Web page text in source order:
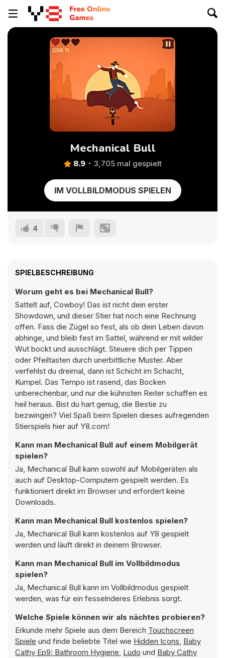
Mechanical Bull
8.9 3,705 mal gespielt
IM VOLLBILDMODUS SPIELEN
4
SPIELBESCHREIBUNG
Worum geht es bei Mechanical Bull?
Sattelt auf, Cowboy! Das ist nicht dein erster
Showdown, und dieser Stier hat noch eine Rechnung
offen. Fass die Zügel so fest, als ob dein Leben davon
abhinge, und bleib fest im Sattel, während er mit wilder
Wut bockt und ausschlägt. Steuere dich per Tippen
oder Pfeiltasten durch unerbittliche Muster. Aber
verfehlst du dreimal, dann ist Schicht im Schacht,
Kumpel. Das Tempo ist rasend, das Bocken
unberechenbar, und nur die kühnsten Reiter schaffen es
heil heraus. Bist du hart genug, die Bestie zu
bezwingen? Viel Spaß beim Spielen dieses aufregenden
Stierspiels hier auf Y8.com!
Kann man Mechanical Bull auf einem Mobilgerät
spielen?
Ja, Mechanical Bull kann sowohl auf Mobilgeräten als
auch auf Desktop-Computern gespielt werden. Es
funktioniert direkt im Browser und erfordert keine
Downloads.
Kann man Mechanical Bull kostenlos spielen?
Ja, Mechanical Bull kann kostenlos auf Y8 gespielt
werden und läuft direkt in deinem Browser.
Kann man Mechanical Bull im Vollbildmodus
spielen?
Ja, Mechanical Bull kann im Vollbildmodus gespielt
werden, was für ein fesselnderes Erlebnis sorgt.
Welche Spiele können wir als nächtes probieren?
Erkunde mehr Spiele aus dem Bereich Touchscreen
Spiele und finde beliebte Titel wie Hidden Icons, Baby
Cathy Ep9: Bathroom Hygiene, Ludo und Baby Cathy